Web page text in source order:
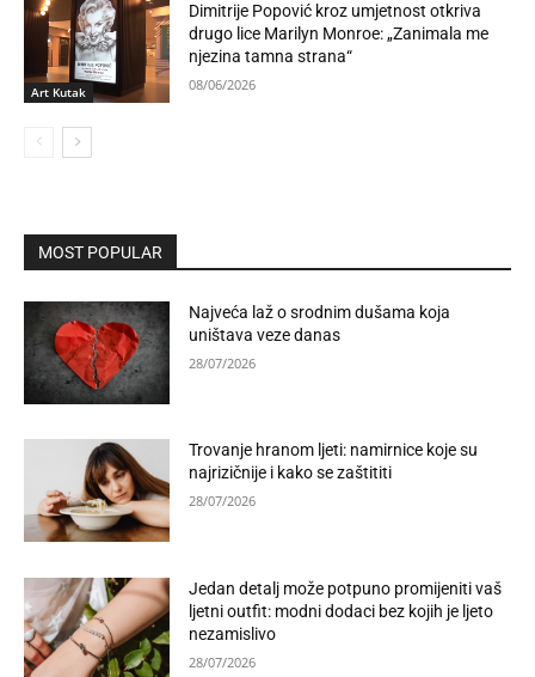
Art Kutak
Dimitrije Popović kroz umjetnost otkriva
drugo lice Marilyn Monroe: „Zanimala me
njezina tamna strana“
08/06/2026
MOST POPULAR
Najveća laž o srodnim dušama koja
uništava veze danas
28/07/2026
Trovanje hranom ljeti: namirnice koje su
najrizičnije i kako se zaštititi
28/07/2026
Jedan detalj može potpuno promijeniti vaš
ljetni outfit: modni dodaci bez kojih je ljeto
nezamislivo
28/07/2026